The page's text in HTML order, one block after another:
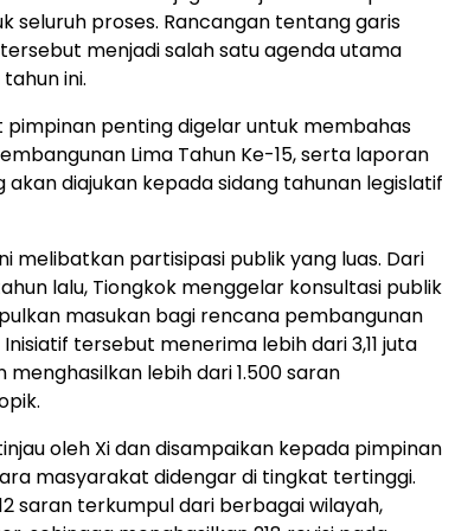
seluruh proses. Rancangan tentang garis
menjadi salah satu agenda utama
ini.
pimpinan penting digelar untuk membahas
Lima Tahun Ke-15, serta laporan
diajukan kepada sidang tahunan legislatif
melibatkan partisipasi publik yang luas. Dari
lalu, Tiongkok menggelar konsultasi publik
masukan bagi rencana pembangunan
tersebut menerima lebih dari 3,11 juta
menghasilkan lebih dari 1.500 saran
oleh Xi dan disampaikan kepada pimpinan
masyarakat didengar di tingkat tertinggi.
saran terkumpul dari berbagai wilayah,